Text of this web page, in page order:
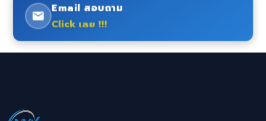
Email สอบถาม
Click เลย !!!